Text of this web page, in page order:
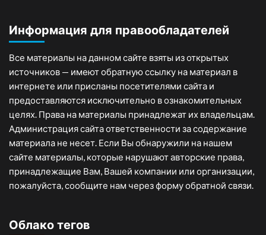
Информация для правообладателей
Все материалы на данном сайте взяты из открытых
источников — имеют обратную ссылку на материал в
интернете или присланы посетителями сайта и
предоставляются исключительно в ознакомительных
целях. Права на материалы принадлежат их владельцам.
Администрация сайта ответственности за содержание
материала не несет. Если Вы обнаружили на нашем
сайте материалы, которые нарушают авторские права,
принадлежащие Вам, Вашей компании или организации,
пожалуйста, сообщите нам через форму обратной связи.
Облако тегов